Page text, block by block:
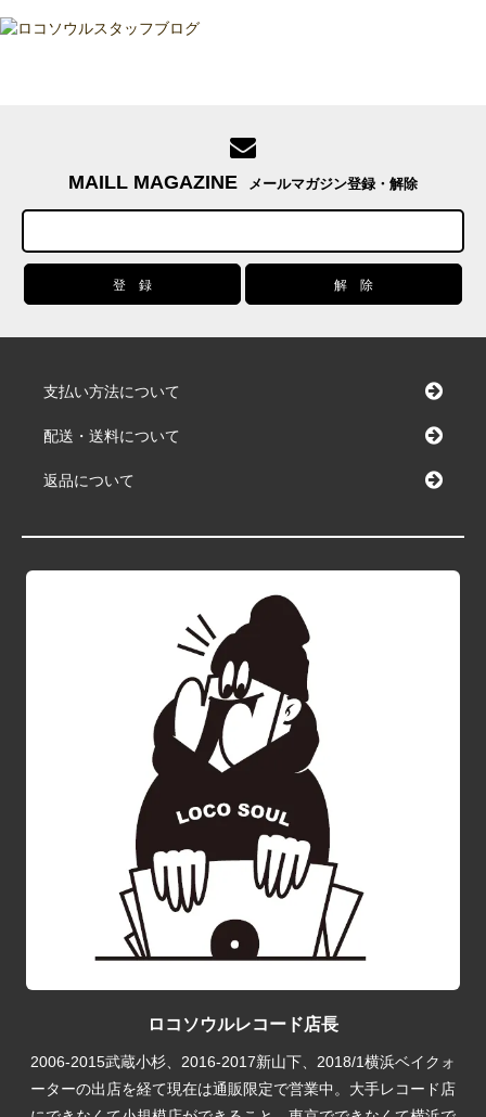
MAILL MAGAZINE メールマガジン登録・解除
支払い方法について
配送・送料について
返品について
ロコソウルレコード店長
2006-2015武蔵小杉、2016-2017新山下、2018/1横浜ベイクォ
ーターの出店を経て現在は通販限定で営業中。大手レコード店